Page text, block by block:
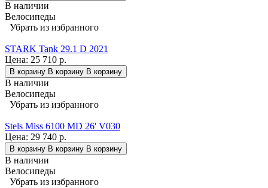
В наличии
Велосипеды
Убрать из избранного
STARK Tank 29.1 D 2021
Цена: 25 710 р.
В корзину В корзину В корзину
В наличии
Велосипеды
Убрать из избранного
Stels Miss 6100 MD 26' V030
Цена: 29 740 р.
В корзину В корзину В корзину
В наличии
Велосипеды
Убрать из избранного